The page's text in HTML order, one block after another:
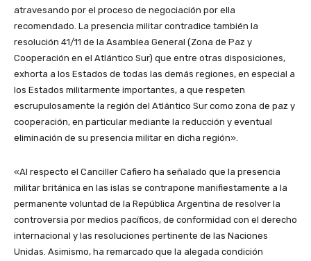
atravesando por el proceso de negociación por ella
recomendado. La presencia militar contradice también la
resolución 41/11 de la Asamblea General (Zona de Paz y
Cooperación en el Atlántico Sur) que entre otras disposiciones,
exhorta a los Estados de todas las demás regiones, en especial a
los Estados militarmente importantes, a que respeten
escrupulosamente la región del Atlántico Sur como zona de paz y
cooperación, en particular mediante la reducción y eventual
eliminación de su presencia militar en dicha región».
«Al respecto el Canciller Cafiero ha señalado que la presencia
militar británica en las islas se contrapone manifiestamente a la
permanente voluntad de la República Argentina de resolver la
controversia por medios pacíficos, de conformidad con el derecho
internacional y las resoluciones pertinente de las Naciones
Unidas. Asimismo, ha remarcado que la alegada condición